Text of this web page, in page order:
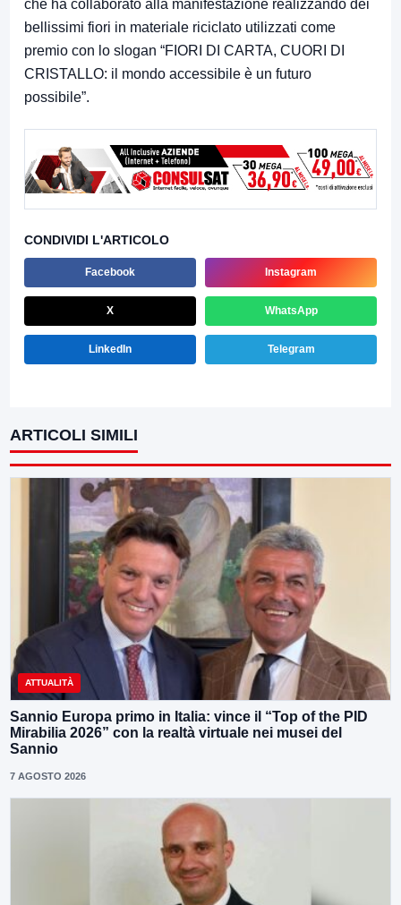
che ha collaborato alla manifestazione realizzando dei
bellissimi fiori in materiale riciclato utilizzati come
premio con lo slogan “FIORI DI CARTA, CUORI DI
CRISTALLO: il mondo accessibile è un futuro
possibile”.
CONDIVIDI L'ARTICOLO
Facebook Instagram
X WhatsApp
LinkedIn Telegram
ARTICOLI SIMILI
ATTUALITÀ
Sannio Europa primo in Italia: vince il “Top of the PID
Mirabilia 2026” con la realtà virtuale nei musei del
Sannio
7 AGOSTO 2026